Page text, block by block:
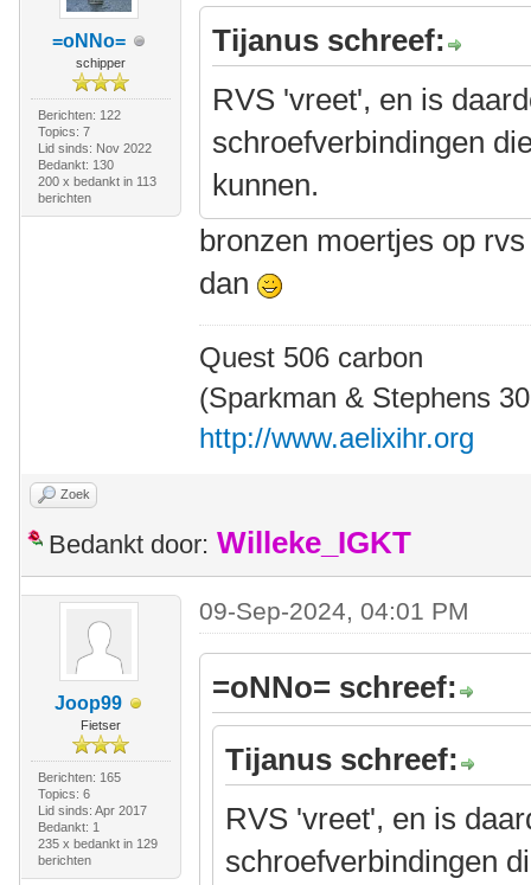
=oNNo=
schipper
Berichten: 122
Topics: 7
Lid sinds: Nov 2022
Bedankt: 130
200 x bedankt in 113
berichten
Tijanus schreef:
RVS 'vreet', en is
schroefverbindingen
kunnen.
bronzen moertjes op
dan
Quest 506 carbon
(Sparkman & Stephens
http://www.aelixihr.org
Zoek
Bedankt door: Willeke_IGKT
Joop99
Fietser
Berichten: 165
Topics: 6
Lid sinds: Apr 2017
Bedankt: 1
235 x bedankt in 129
berichten
09-Sep-2024, 04:01 PM
=oNNo= schreef:
Tijanus schreef:
RVS 'vreet', en is
schroefverbindingen